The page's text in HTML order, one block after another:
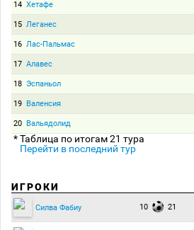
14 Хетафе
15 Леганес
16 Лас-Пальмас
17 Алавес
18 Эспаньол
19 Валенсия
20 Вальядолид
* Таблица по итогам 21 тура
Перейти в последний тур
ИГРОКИ
Силва Фабиу 10 21